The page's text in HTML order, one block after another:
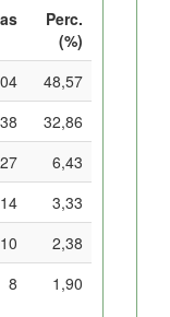
Perc.
(%)
48,57
32,86
27
6,43
14
3,33
10
2,38
8 1,90